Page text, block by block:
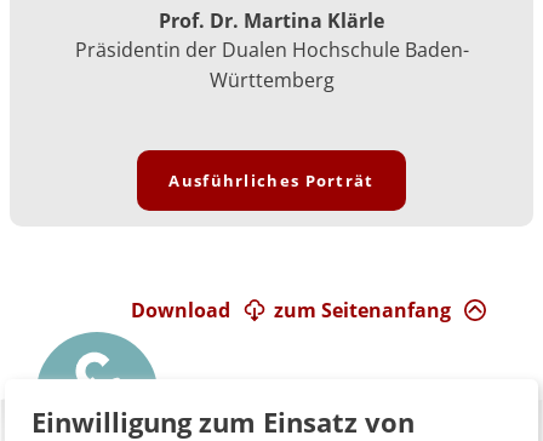
Prof. Dr. Martina Klärle
Präsidentin der Dualen Hochschule Baden-
Württemberg
Ausführliches Porträt
zum Seitenanfang
Download
Einwilligung zum Einsatz von